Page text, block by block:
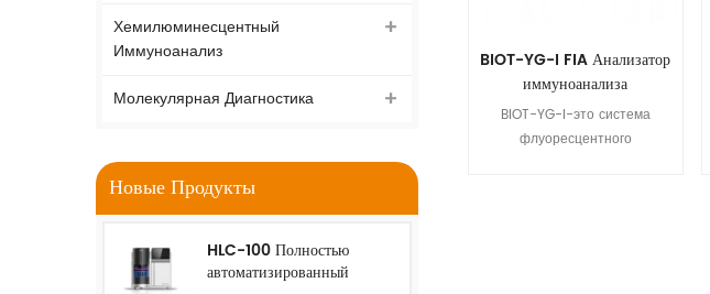
BIOT-YG-I FIA Анализатор
иммуноанализа
BIOT-YG-I-это система
флуоресцентного
Хемилюминесцентный
Иммуноанализ
Молекулярная Диагностика
Новые Продукты
HLC-100 Полностью
автоматизированный